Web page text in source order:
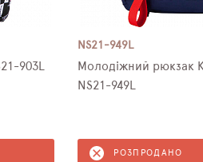
903L
NS21-949L
Молодіжний рюкзак
NS21-949L
РОЗПРОДАНО